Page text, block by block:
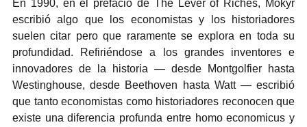
En 1990, en el prefacio de The Lever of Riches, Mokyr
escribió algo que los economistas y los historiadores
suelen citar pero que raramente se explora en toda su
profundidad. Refiriéndose a los grandes inventores e
innovadores de la historia — desde Montgolfier hasta
Westinghouse, desde Beethoven hasta Watt — escribió
que tanto economistas como historiadores reconocen que
existe una diferencia profunda entre homo economicus y